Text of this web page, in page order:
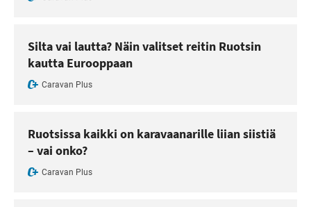
Silta vai lautta? Näin valitset reitin Ruotsin
kautta Eurooppaan
Caravan Plus
Ruotsissa kaikki on karavaanarille liian siistiä
– vai onko?
Caravan Plus